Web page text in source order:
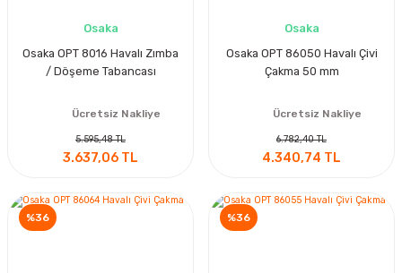
Osaka
Osaka OPT 8016 Havalı Zımba
/ Döşeme Tabancası
Ücretsiz Nakliye
5.595,48 TL
3.637,06 TL
Osaka
Osaka OPT 86050 Havalı Çivi
Çakma 50 mm
Ücretsiz Nakliye
6.782,40 TL
4.340,74 TL
%36 %36